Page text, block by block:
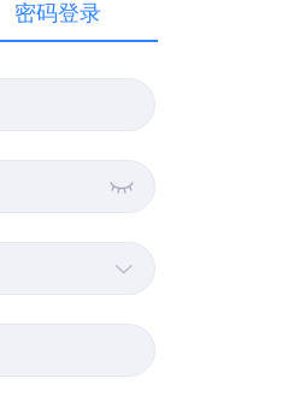
密码登录

